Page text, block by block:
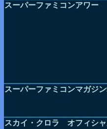
スーパーファミコンアワー
スーパーファミコンマガジ
スカイ・クロラ オフィシャ